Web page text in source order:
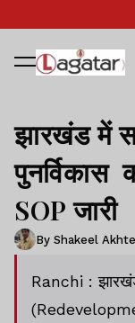
झारखंड में
पुनर्विकास
SOP जारी
By Shakeel
Ranchi :